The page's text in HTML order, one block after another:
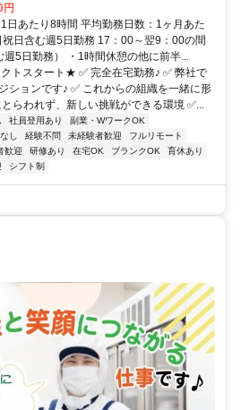
日あたり8時間 平均勤務日数：1ヶ月あた
日含む週5日勤務 17：00～翌9：00の間
5日勤務） ・1時間休憩の他に前半...
トスタート★ ✅ 完全在宅勤務♪ ✅ 弊社で
ションです♪ ✅ これからの組織を一緒に形
らわれず、新しい挑戦ができる環境 ✅...
社員登用あり
副業・WワークOK
し 経験不問 未経験者歓迎
フルリモート
歓迎 研修あり 在宅OK ブランクOK
育休あり
シフト制